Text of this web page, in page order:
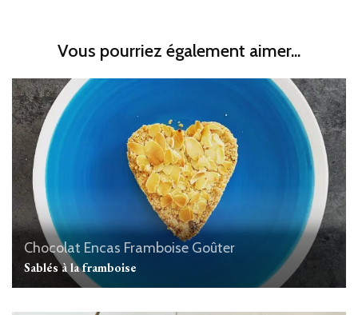
Vous pourriez également aimer...
Chocolat Encas Framboise Goûter
Sablés à la framboise